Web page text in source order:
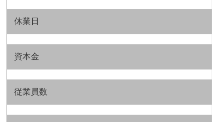
休業日
資本金
従業員数